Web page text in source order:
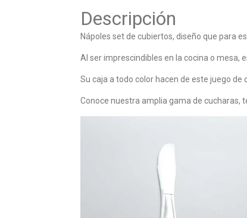
Descripción
Nápoles set de cubiertos, diseño que para
Al ser imprescindibles en la cocina o mesa,
Su caja a todo color hacen de este juego de
Conoce nuestra amplia gama de cucharas,